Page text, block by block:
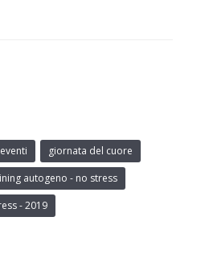
eventi
giornata del cuore
autogeno - no stress
- 2019